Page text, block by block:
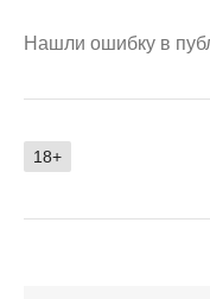
Нашли ошибку в
18+